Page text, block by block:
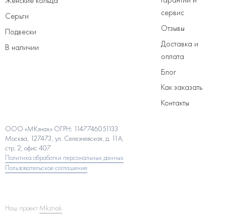
ООО «МКзнак» ОГРН: 1147746051133
Москва, 127473, ул. Селезневская, д. 11А,
стр. 2, офис 407
Политика обработки персональных данных
Пользовательское соглашение
Серьги
Подвески
В наличии
сервис
Отзывы
Доставка и
оплата
Блог
Как заказать
Контакты
Наш проект Mkznak